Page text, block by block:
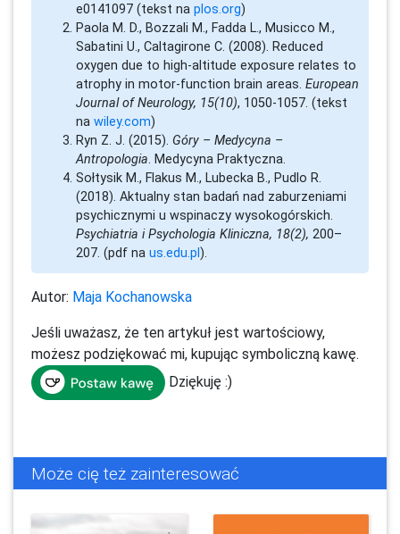
e0141097 (tekst na plos.org)
Paola M. D., Bozzali M., Fadda L., Musicco M.,
Sabatini U., Caltagirone C. (2008). Reduced
oxygen due to high‐altitude exposure relates to
atrophy in motor‐function brain areas. European
Journal of Neurology, 15(10), 1050-1057. (tekst
na wiley.com)
Ryn Z. J. (2015). Góry – Medycyna –
Antropologia. Medycyna Praktyczna.
Sołtysik M., Flakus M., Lubecka B., Pudlo R.
(2018). Aktualny stan badań nad zaburzeniami
psychicznymi u wspinaczy wysokogórskich.
Psychiatria i Psychologia Kliniczna, 18(2), 200–
207. (pdf na us.edu.pl ).
Autor: Maja Kochanowska
Jeśli uważasz, że ten artykuł jest wartościowy,
możesz podziękować mi, kupując symboliczną kawę.
Dziękuję :)
Może cię też zainteresować